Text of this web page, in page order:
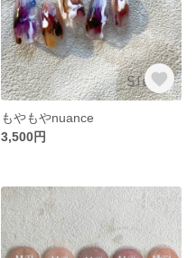
もやもやnuance
3,500円